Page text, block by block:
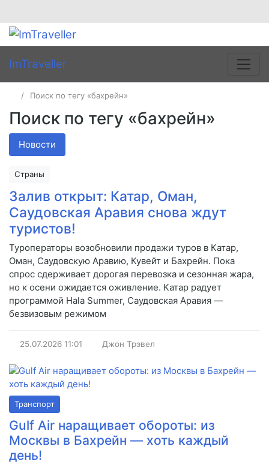
ImTraveller
Поиск по тегу «бахрейн»
Поиск по тегу «бахрейн»
Новости
Страны
Залив открыт: Катар, Оман,
Саудовская Аравия снова ждут
туристов!
Туроператоры возобновили продажи туров в Катар,
Оман, Саудовскую Аравию, Кувейт и Бахрейн. Пока
спрос сдерживает дорогая перевозка и сезонная жара,
но к осени ожидается оживление. Катар радует
программой Hala Summer, Саудовская Аравия —
безвизовым режимом
25.07.2026 11:01 Джон Трэвел
Транспорт
Gulf Air наращивает обороты: из
Москвы в Бахрейн — хоть каждый
день!